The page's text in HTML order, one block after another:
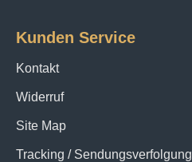
Kunden Service
Kontakt
Widerruf
Site Map
Tracking / Sendungsverfolgung